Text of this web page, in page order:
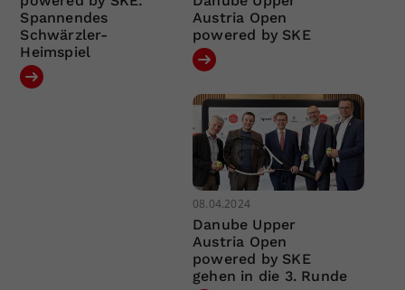
Spannendes
Schwärzler-
Heimspiel
Austria Open
powered by SKE
08.04.2024
Danube Upper
Austria Open
powered by SKE
gehen in die 3. Runde